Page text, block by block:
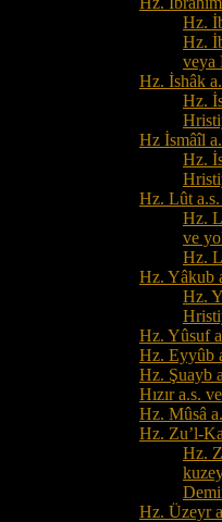
Hz.
Hz.
veya
Hz. İshâk
Hz.
Hz İsmâîl
Hz.
Hz. Lût a.s.
Hz.
ve
Hz.
Hz. Yâkub
Hz.
Hz. Yûsuf
Hz. Eyyûb
Hz. Şuayb
Hızır a.s.
Hz. Mûsâ
Hz. Zu’l-
Hz.
Hz. Üzeyr